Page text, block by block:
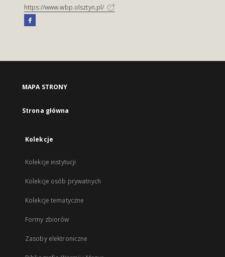
https://www.wbp.olsztyn.pl/
MAPA STRONY
Strona główna
Kolekcje
Kolekcje instytucji
Kolekcje osób prywatnych
Kolekcje tematyczne
Formy zbiorów
Zasoby elektroniczne